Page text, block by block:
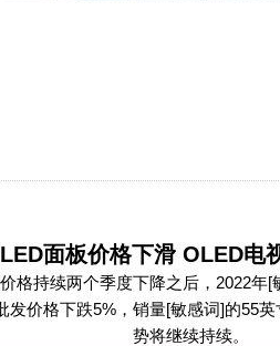
面板价格下滑 OLED电
持续两个季度下降之后，2022年[
价格下跌5%，销量[敏感词]的55
势将继续持续。